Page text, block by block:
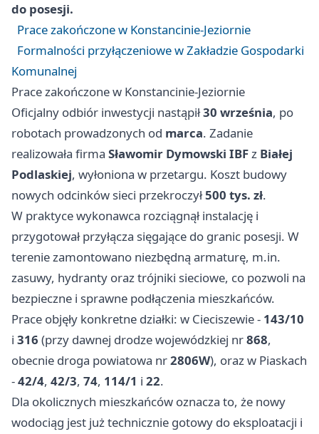
do posesji.
Prace zakończone w Konstancinie-Jeziornie
Formalności przyłączeniowe w Zakładzie Gospodarki
Komunalnej
Prace zakończone w Konstancinie-Jeziornie
Oficjalny odbiór inwestycji nastąpił30 września, po
robotach prowadzonych od marca. Zadanie
realizowała firma Sławomir Dymowski IBFz Białej
Podlaskiej, wyłoniona w przetargu. Koszt budowy
nowych odcinków sieci przekroczył500 tys. zł.
W praktyce wykonawca rozciągnął instalację i
przygotował przyłącza sięgające do granic posesji. W
terenie zamontowano niezbędną armaturę, m.in.
zasuwy, hydranty oraz trójniki sieciowe, co pozwoli na
bezpieczne i sprawne podłączenia mieszkańców.
Prace objęły konkretne działki: w Cieciszewie - 143/10
i 316 (przy dawnej drodze wojewódzkiej nr868,
obecnie droga powiatowa nr2806W), oraz w Piaskach
-42/4, 42/3, 74, 114/1 i 22.
Dla okolicznych mieszkańców oznacza to, że nowy
wodociąg jest już technicznie gotowy do eksploatacji i